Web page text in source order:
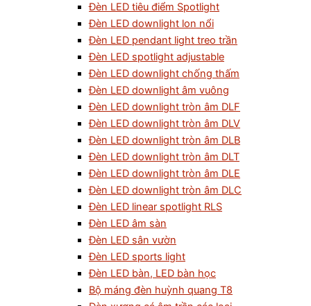
Đèn LED tiêu điểm Spotlight
Đèn LED downlight lon nổi
Đèn LED pendant light treo trần
Đèn LED spotlight adjustable
Đèn LED downlight chống thấm
Đèn LED downlight âm vuông
Đèn LED downlight tròn âm DLF
Đèn LED downlight tròn âm DLV
Đèn LED downlight tròn âm DLB
Đèn LED downlight tròn âm DLT
Đèn LED downlight tròn âm DLE
Đèn LED downlight tròn âm DLC
Đèn LED linear spotlight RLS
Đèn LED âm sàn
Đèn LED sân vườn
Đèn LED sports light
Đèn LED bàn, LED bàn học
Bộ máng đèn huỳnh quang T8